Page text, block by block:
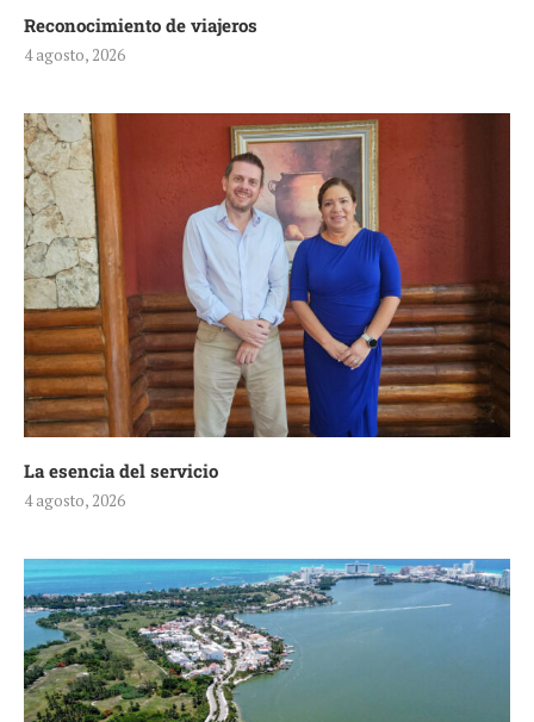
Reconocimiento de viajeros
4 agosto, 2026
La esencia del servicio
4 agosto, 2026